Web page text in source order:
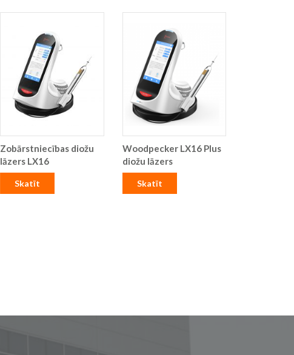
Zobārstniecības diožu
lāzers LX16
Skatīt
Woodpecker LX16 Plus
diožu lāzers
Skatīt